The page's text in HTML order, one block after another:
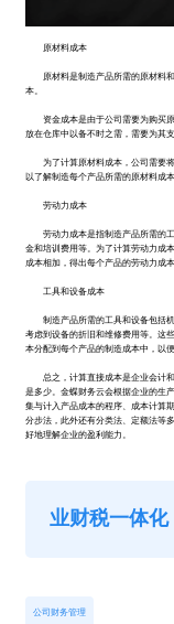
原材料成本
原材料是制造产品所需的原材料和
本。
资金成本是由于公司需要为购买原
放在仓库中以备不时之需，需要为其
为了计算原材料成本，公司需要将
以了解制造每个产品所需的原材料成本
劳动力成本
劳动力成本是指制造产品所需的工
金和培训费用等。为了计算劳动力成
成本相加，得出每个产品的劳动力成本
工具和设备成本
制造产品所需的工具和设备包括机
考虑到设备的折旧和维修费用等。这
本分配到每个产品的制造成本中，以
总之，计算直接成本是企业会计和
是多少。金蝶财务云会根据企业的生
集与计入产品成本的程序、成本计算
分步法，此外还有分类法、定额法等
好地理解企业的盈利能力。
业财税一体化
公司财务管理